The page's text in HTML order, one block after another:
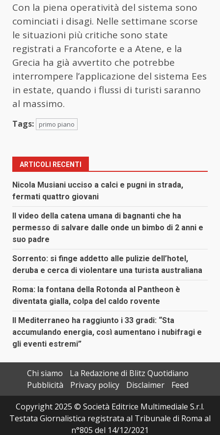
Con la piena operatività del sistema sono
cominciati i disagi. Nelle settimane scorse
le situazioni più critiche sono state
registrati a Francoforte e a Atene, e la
Grecia ha già avvertito che potrebbe
interrompere l’applicazione del sistema Ees
in estate, quando i flussi di turisti saranno
al massimo.
Tags: primo piano
ARTICOLI RECENTI
Nicola Musiani ucciso a calci e pugni in strada,
fermati quattro giovani
Il video della catena umana di bagnanti che ha
permesso di salvare dalle onde un bimbo di 2 anni e
suo padre
Sorrento: si finge addetto alle pulizie dell’hotel,
deruba e cerca di violentare una turista australiana
Roma: la fontana della Rotonda al Pantheon è
diventata gialla, colpa del caldo rovente
Il Mediterraneo ha raggiunto i 33 gradi: “Sta
accumulando energia, così aumentano i nubifragi e
gli eventi estremi”
Chi siamo
La Redazione di Blitz Quotidiano
Pubblicità
Privacy policy Disclaimer
Feed
Copyright 2025 © Società Editrice Multimediale S.r.l.
Testata Giornalistica registrata al Tribunale di Roma al
n°805 del 14/12/2021